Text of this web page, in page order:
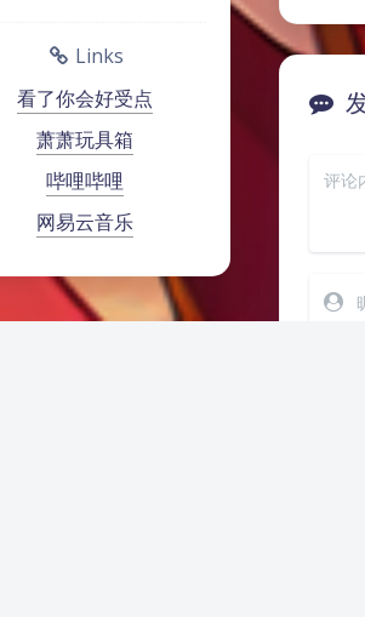
Links
看了你会好受点
萧萧玩具箱
哔哩哔哩
网易云音乐